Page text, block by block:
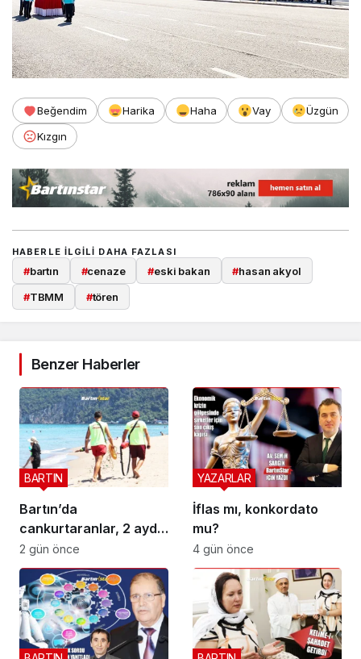
Beğendim Harika Haha Vay
Üzgün
Kızgın
HABERLE ILGILI DAHA FAZLASI
#bartın #cenaze #eski bakan #hasan akyol
#TBMM #tören
Benzer Haberler
Bartın’da
cankurtaranlar, 2 ayda
bakın kaç hayat
kurtardı?
BARTIN
2 gün önce
İflas mı, konkordato
mu?
YAZARLAR
4 gün önce